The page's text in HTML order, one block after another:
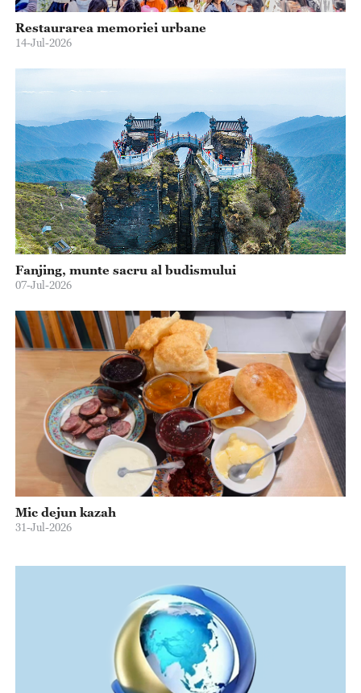
Restaurarea memoriei urbane
14-Jul-2026
Fanjing, munte sacru al budismului
07-Jul-2026
Mic dejun kazah
31-Jul-2026